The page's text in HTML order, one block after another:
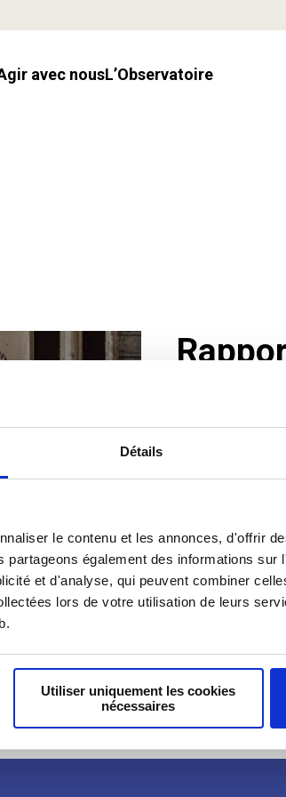
Détails
le contenu et les annonces, d'offrir
également des informations sur
et d'analyse, qui peuvent combiner
lors de votre utilisation de leurs
Utiliser uniquement les cookies
nécessaires
Agir avec nous l’Observatoire
Nous
d’activité,
l’année
Ce
Le